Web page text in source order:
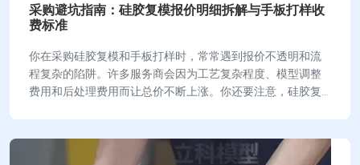
采购避坑指南：硅胶复模报价明细拆解与手板打样收
费标准
你在采购硅胶复模和手板打样时，常常遇到报价不透明和流
程复杂的陷阱。许多服务商会因为工艺复杂程度、模型调整
费用和后处理费用而让总价不断上涨。你还要注意，硅胶复